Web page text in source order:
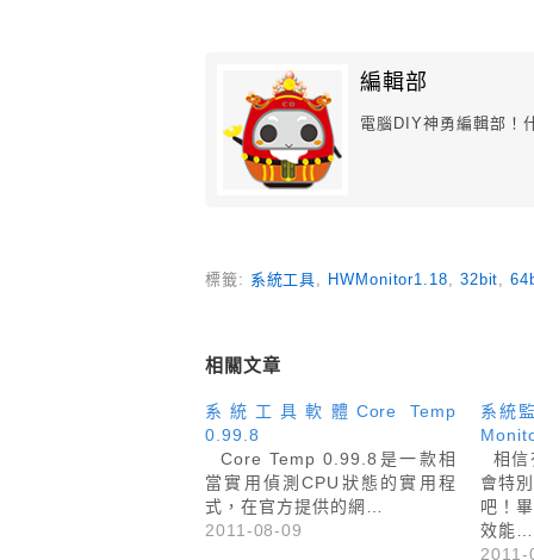
編輯部
電腦DIY神勇編輯部！
標籤: 系統工具, HWMonitor1.18, 32bit,
相關文章
系統工具軟體Core Temp
0.99.8
Core Temp 0.99.8是一款相
當實用偵測CPU狀態的實用程
式，在官方提供的網…
2011-08-09
系統
相信
會特
吧！
效能…
2011-